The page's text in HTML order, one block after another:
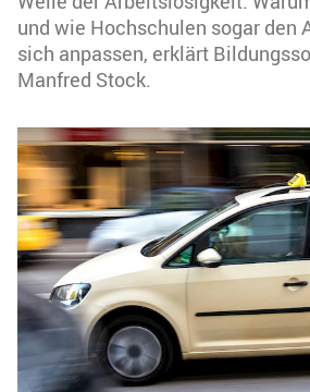
und wie Hochschulen sogar den
sich anpassen, erklärt
Manfred Stock.